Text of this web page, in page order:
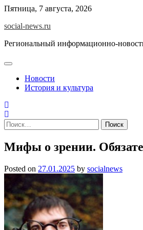
Skip
content
Пятница, 7 августа, 2026
social-news.ru
Региональный информационно-
Новости
История и культура
Найти:
Мифы о зрении.
Posted on 27.01.2025 by socialnews